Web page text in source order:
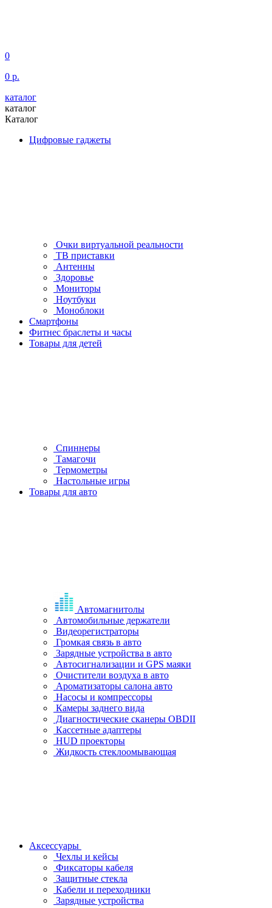
0
0 р.
каталог
каталог
Каталог
Цифровые гаджеты
Очки виртуальной реальности
ТВ приставки
Антенны
Здоровье
Мониторы
Ноутбуки
Моноблоки
Смартфоны
Фитнес браслеты и часы
Товары для детей
Спиннеры
Тамагочи
Термометры
Настольные игры
Товары для авто
Автомагнитолы
Автомобильные держатели
Видеорегистраторы
Громкая связь в авто
Зарядные устройства в авто
Автосигнализации и GPS маяки
Очистители воздуха в авто
Ароматизаторы салона авто
Насосы и компрессоры
Камеры заднего вида
Диагностические сканеры OBDII
Кассетные адаптеры
HUD проекторы
Жидкость стеклоомывающая
Аксессуары
Чехлы и кейсы
Фиксаторы кабеля
Защитные стекла
Кабели и переходники
Зарядные устройства